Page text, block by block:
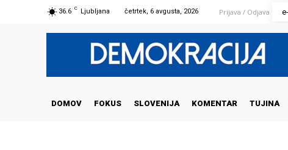
36.6 C Ljubljana četrtek, 6 avgusta, 2026 Prijava / Odjava
DOMOV FOKUS SLOVENIJA KOMENTAR TUJINA